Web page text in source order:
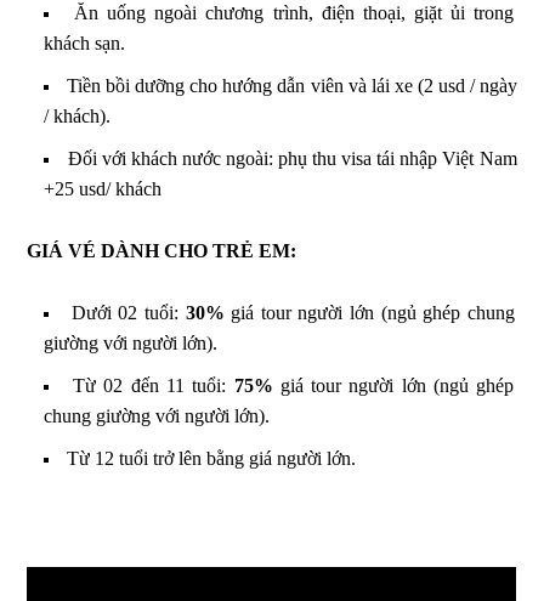
Ăn uống ngoài chương trình, điện thoại, giặt ủi trong
khách sạn.
Tiền bồi dưỡng cho hướng dẫn viên và lái xe (2 usd / ngày
/ khách).
Đối với khách nước ngoài: phụ thu visa tái nhập Việt Nam
+25 usd/ khách
GIÁ VÉ DÀNH CHO TRẺ EM:
Dưới 02 tuổi: 30% giá tour người lớn (ngủ ghép chung
giường với người lớn).
Từ 02 đến 11 tuổi: 75% giá tour người lớn (ngủ ghép
chung giường với người lớn).
Từ 12 tuổi trở lên bằng giá người lớn.